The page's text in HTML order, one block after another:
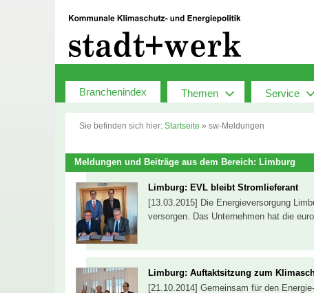
Branchenindex Themen Service
Sie befinden sich hier: Startseite » sw-Meldungen
Meldungen und Beiträge aus dem Bereich: Limburg
Limburg: EVL bleibt Stromlieferant
[13.03.2015] Die Energieversorgung
versorgen. Das Unternehmen hat die
Limburg: Auftaktsitzung zum
[21.10.2014] Gemeinsam für den